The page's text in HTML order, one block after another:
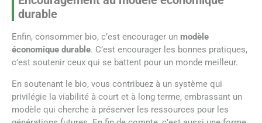
durable
Enfin, consommer bio, c’est encourager un modèle
économique durable. C’est encourager les bonnes pratiques,
c’est soutenir ceux qui se battent pour un monde meilleur.
En soutenant le bio, vous contribuez à un système qui
privilégie la viabilité à court et à long terme, embrassant un
modèle qui cherche à préserver les ressources pour les